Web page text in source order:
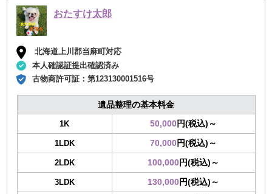
おたすけ太郎
北海道上川郡当麻町対応
本人確認証提出確認済み
古物商許可証：第123130001516号
遺品整理の基本料金
1K 50,000円(税込)～
1LDK 70,000円(税込)～
2LDK 100,000円(税込)～
3LDK 130,000円(税込)～